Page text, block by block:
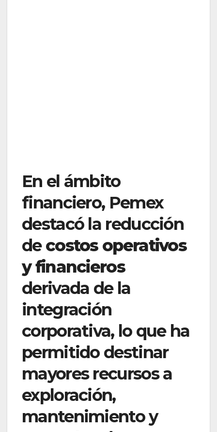
En el ámbito
financiero, Pemex
destacó la reducción
decostos operativos
y financieros
derivada de la
integración
corporativa, lo que ha
permitido destinar
mayores recursos a
exploración,
mantenimiento y